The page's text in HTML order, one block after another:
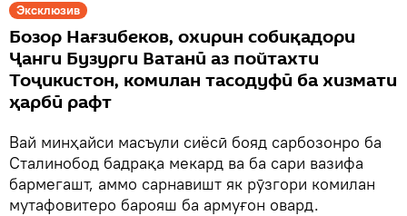
Эксклюзив
Бозор Нағзибеков, охирин собиқадори
Ҷанги Бузурги Ватанӣ аз пойтахти
Тоҷикистон, комилан тасодуфӣ ба хизмати
ҳарбӣ рафт
Вай минҳайси масъули сиёсӣ бояд сарбозонро ба
Сталинобод бадрақа мекард ва ба сари вазифа
бармегашт, аммо сарнавишт як рӯзгори комилан
мутафовитеро барояш ба армуғон овард.